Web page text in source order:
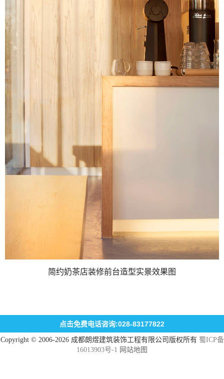
简约奶茶店装修前台造型实景效果图
点击免费电话咨询:028-83177822
Copyright © 2006-2026 成都朗煜建筑装饰工程有限公司版权所有 蜀ICP备
16013903号-1 网站地图